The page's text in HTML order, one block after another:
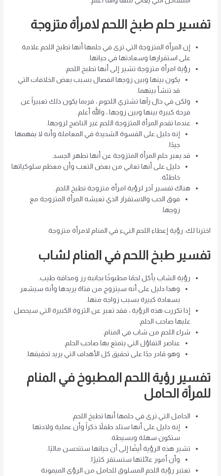
تفسير حلم طبخ اللحم لامرأة متزوجة
إن المرأة المتزوجة التي ترى في حلمها أنها تطبخ اللحم علامة
على استقرارها وسعادتها في حياتها.
رؤية امرأة متزوجة تشير إلى أنها تطبخ اللحم.
يكون بينها وبين زوجها انفصال بسبب بعض الخلافات التي
قد تنشأ بينهما.
ولكن في حال رآها تشتري اللحوم ، فربما يكون ذلك تعبيراً عن
فرحة كبيرة بينها وبين زوجها ، والله أعلم.
عندما تقدم المرأة المتزوجة اللحم غير الناضج لزوجها.
إنه دليل على القسوة الشديدة في المعاملة وأنه لا يفهمها
جيدًا.
قد يعبر حلم المرأة المتزوجة عن أنها تطهر الجسد.
دليل على أنها تعاني من بعض التعب وأن معظم سلوكياتها
خاطئة.
هناك تفسير آخر لرؤية امرأة متزوجة تطبخ اللحم.
فوق الحب والاستقرار الذي تعيشه المرأة المتزوجة مع
زوجها.
اخترنا لك: رؤية إعطاء اللحم النيء في المنام لامرأة متزوجة
تفسير طبخ اللحم في المنام لشاب
رؤية الشاب يأكل لحمًا مطبوخًا بجانبه رز ومذاقه طيب.
وهذا دليل على أنه سيتزوج من فتاة يريدها وأنه سيشعر
بسعادة كبيرة بسبب زواجه منها.
إذا تكررت هذه الرؤية ، فقد تعبر عن الثروة الكبيرة التي سيحصل
عليها صاحب الحلم.
شراء اللحم من شاب في المنام.
عناصر التفاؤل التي يتمتع بها صاحب الحلم.
وهو قادر جدًا على تحقيق كل الأهداف التي يريد تحقيقها.
تفسير رؤية اللحم المطبوخ في المنام
للمرأة الحامل
الحامل التي ترى في حلمها أنها تطبخ اللحم.
إنه دليل على أنها ستلد طفلاً ذكراً وأن عملية ولادتها
ستكون سهلة وبسيطة.
تشير هذه الرؤية أيضًا إلى أن حياتها ستتحسن ماليًا.
وأن أمور عائلتها ستستقر كثيرًا.
تعتبر رؤية اللحم المسلوق للحامل من الرؤى الميمونة